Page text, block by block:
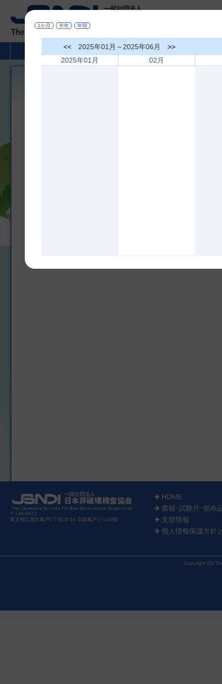
非破壊検査とは 学術活動
〒136-0071
東京都江東区亀戸2丁目25-14 京阪亀戸ビル10階
HOME
書籍･試験片･頒布
支部情報
個人情報保護方針
Copyright (C)
1か月 半年 年間
<< 2025年01月～2025年06月
>>
2025年01月
02月